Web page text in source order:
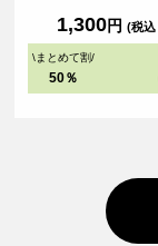
や文字が映え、フルカ
ェット印刷により、グ
や写真、細かなデザイ
1,300円 (税込
\まとめて割/
50％